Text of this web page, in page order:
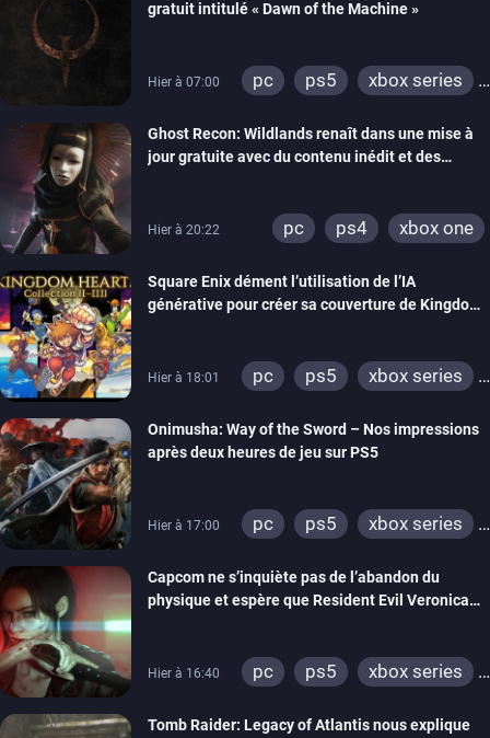
gratuit intitulé « Dawn of the Machine »
Hier à 07:00 pc ps5
xbox series
xbox one
nintendo 64
Ghost Recon: Wildlands renaît dans une mise à
jour gratuite avec du contenu inédit et des
Hier à 20:22 pc ps4 xbox one
Square Enix dément l’utilisation de l’IA
générative pour créer sa couverture de Kingdom
Hier à 18:01 pc ps5
xbox series
Onimusha: Way of the Sword – Nos impressions
après deux heures de jeu sur PS5
Hier à 17:00 pc ps5
xbox series
Capcom ne s’inquiète pas de l’abandon du
physique et espère que Resident Evil Veronica
Hier à 16:40 pc ps5
xbox series
Tomb Raider: Legacy of Atlantis nous explique